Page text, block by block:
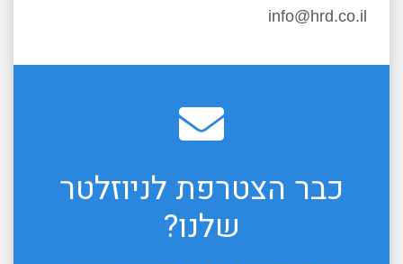
info@hrd.co.il
כבר הצטרפת לניוזלטר
שלנו?